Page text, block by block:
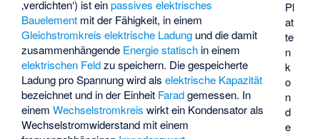
Pl
at
te
n
k
o
n
d
e
‚verdichten‘) ist einpassives elektrisches
Bauelement mit der Fähigkeit, in einem
Gleichstromkreis elektrische Ladung und die damit
zusammenhängende Energie statisch in einem
elektrischen Feldzu speichern. Die gespeicherte
Ladung pro Spannung wird alselektrische Kapazität
bezeichnet und in der Einheit Faradgemessen. In
einemWechselstromkreis wirkt ein Kondensator als
Wechselstromwiderstand mit einem